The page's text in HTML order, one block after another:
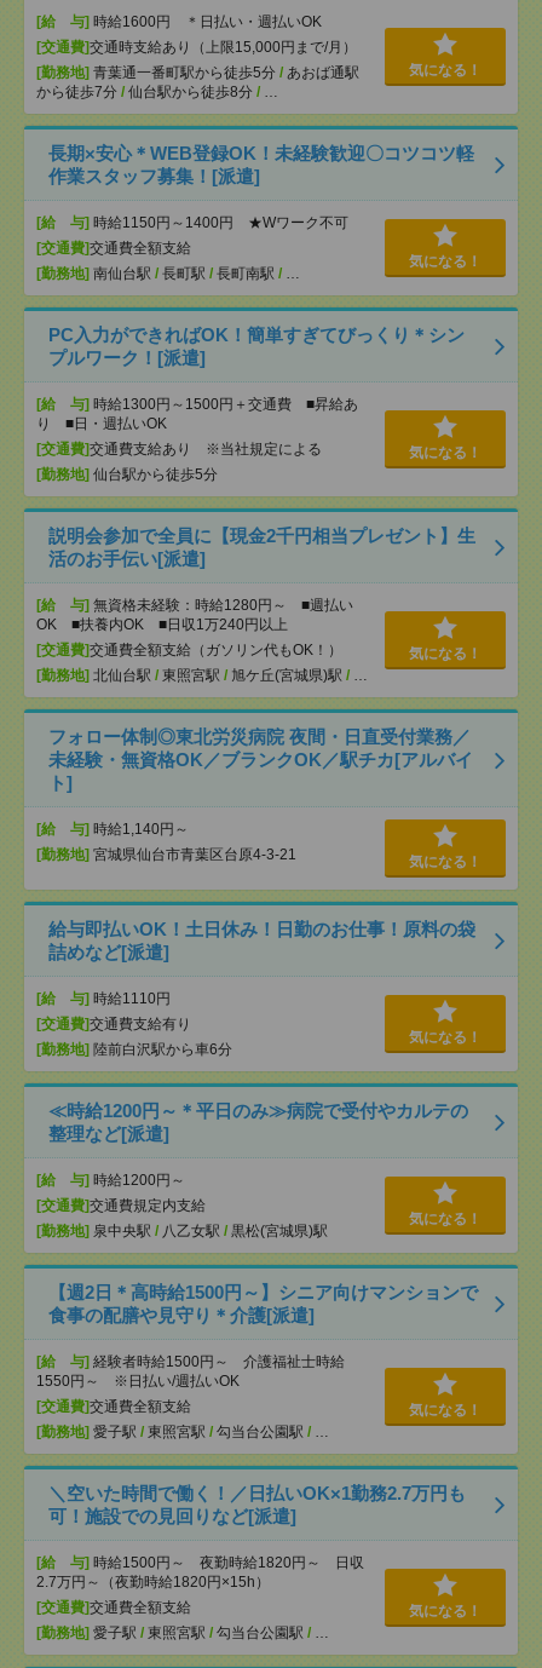
[給 与] 時給1600円 ＊日払い・週払いOK
[交通費]交通時支給あり（上限15,000円まで/月）
[勤務地] 青葉通一番町駅から徒歩5分 / あおば通駅
から徒歩7分 / 仙台駅から徒歩8分 / …
気になる！
長期×安心＊WEB登録OK！未経験歓迎〇コツコツ軽
作業スタッフ募集！[派遣]
[給 与] 時給1150円～1400円 ★Wワーク不可
[交通費]交通費全額支給
[勤務地] 南仙台駅 / 長町駅 / 長町南駅 / …
気になる！
PC入力ができればOK！簡単すぎてびっくり＊シン
プルワーク！[派遣]
[給 与] 時給1300円～1500円＋交通費 ■昇給あ
り ■日・週払いOK
[交通費]交通費支給あり ※当社規定による
[勤務地] 仙台駅から徒歩5分
気になる！
説明会参加で全員に【現金2千円相当プレゼント】生
活のお手伝い[派遣]
[給 与] 無資格未経験：時給1280円～ ■週払い
OK ■扶養内OK ■日収1万240円以上
[交通費]交通費全額支給（ガソリン代もOK！）
[勤務地] 北仙台駅 / 東照宮駅 / 旭ケ丘(宮城県)駅 / …
気になる！
フォロー体制◎東北労災病院 夜間・日直受付業務／
未経験・無資格OK／ブランクOK／駅チカ[アルバイ
ト]
[給 与] 時給1,140円～
[勤務地] 宮城県仙台市青葉区台原4-3-21 気になる！
給与即払いOK！土日休み！日勤のお仕事！原料の袋
詰めなど[派遣]
[給 与] 時給1110円
[交通費]交通費支給有り
[勤務地] 陸前白沢駅から車6分
気になる！
≪時給1200円～＊平日のみ≫病院で受付やカルテの
整理など[派遣]
[給 与] 時給1200円～
[交通費]交通費規定内支給
[勤務地] 泉中央駅 / 八乙女駅 / 黒松(宮城県)駅
気になる！
【週2日＊高時給1500円～】シニア向けマンションで
食事の配膳や見守り＊介護[派遣]
[給 与] 経験者時給1500円～ 介護福祉士時給
1550円～ ※日払い/週払いOK
[交通費]交通費全額支給
[勤務地] 愛子駅 / 東照宮駅 / 勾当台公園駅 / …
気になる！
＼空いた時間で働く！／日払いOK×1勤務2.7万円も
可！施設での見回りなど[派遣]
[給 与] 時給1500円～ 夜勤時給1820円～ 日収
2.7万円～（夜勤時給1820円×15h）
[交通費]交通費全額支給
[勤務地] 愛子駅 / 東照宮駅 / 勾当台公園駅 / …
気になる！